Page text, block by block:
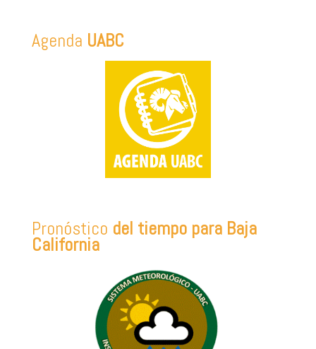
Agenda UABC
Pronóstico del tiempo para Baja
California